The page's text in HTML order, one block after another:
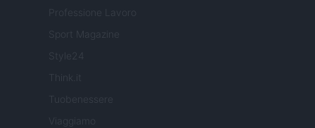
Professione Lavoro
Sport Magazine
Style24
Think.it
Tuobenessere
Viaggiamo